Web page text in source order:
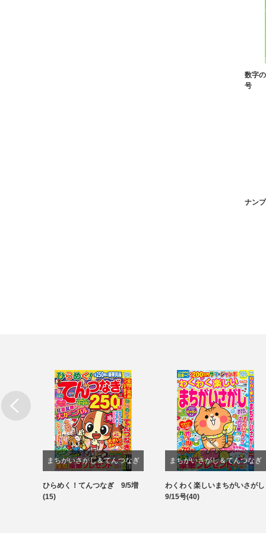
数字
号
ナン
まちがいさがし＆てんつなぎ
パズル
ひらめく！てんつなぎ 9/5増
(15)
まちがいさがし＆てんつなぎ
パズル
わくわく楽しいまちがいさがし
9/15号(40)